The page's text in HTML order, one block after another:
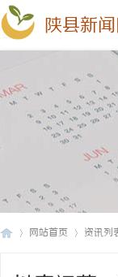
陕县新
网站首页 资讯列